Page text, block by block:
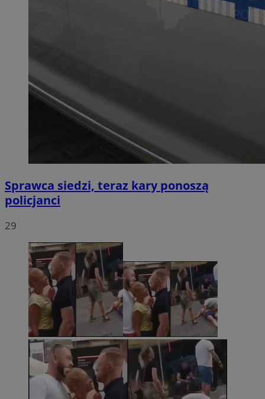
Sprawca siedzi, teraz kary ponoszą
policjanci
29